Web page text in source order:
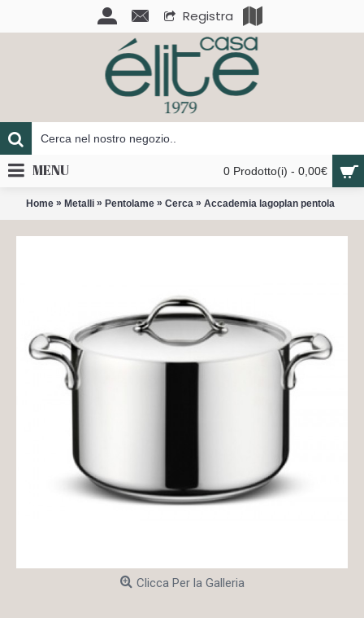
Registra
0 Prodotto(i) - 0,00€
MENU
Home » Metalli » Pentolame » Cerca » Accademia lagoplan pentola
Clicca Per la Galleria